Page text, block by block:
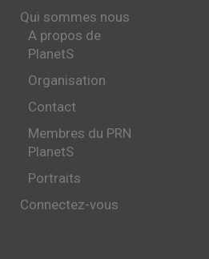
Qui sommes nous
A propos de
PlanetS
Organisation
Contact
Membres du PRN
PlanetS
Portraits
Connectez-vous